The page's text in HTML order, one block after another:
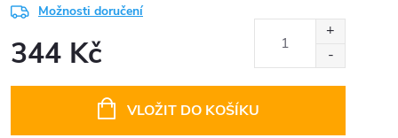
Možnosti doručení
344 Kč
VLOŽIT DO KOŠÍKU